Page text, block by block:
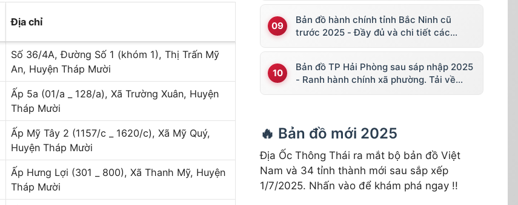
Địa chỉ
Số 36/4A, Đường Số 1 (khóm 1), Thị Trấn Mỹ
An, Huyện Tháp Mười
Ấp 5a (01/a _ 128/a), Xã Trường Xuân, Huyện
Tháp Mười
Ấp Mỹ Tây 2 (1157/c _ 1620/c), Xã Mỹ Quý,
Huyện Tháp Mười
Ấp Hưng Lợi (301 _ 800), Xã Thanh Mỹ, Huyện
Tháp Mười
Bản đồ hành chính tỉnh Bắc Ninh cũ
trước 2025 - Đầy đủ và chi tiết các
Bản đồ TP Hải Phòng sau sáp nhập 2025
- Ranh hành chính xã phường. Tải về
🔥 Bản đồ mới 2025
Địa Ốc Thông Thái ra mắt bộ bản đồ Việt
Nam và 34 tỉnh thành mới sau sắp xếp
1/7/2025. Nhấn vào để khám phá ngay !!